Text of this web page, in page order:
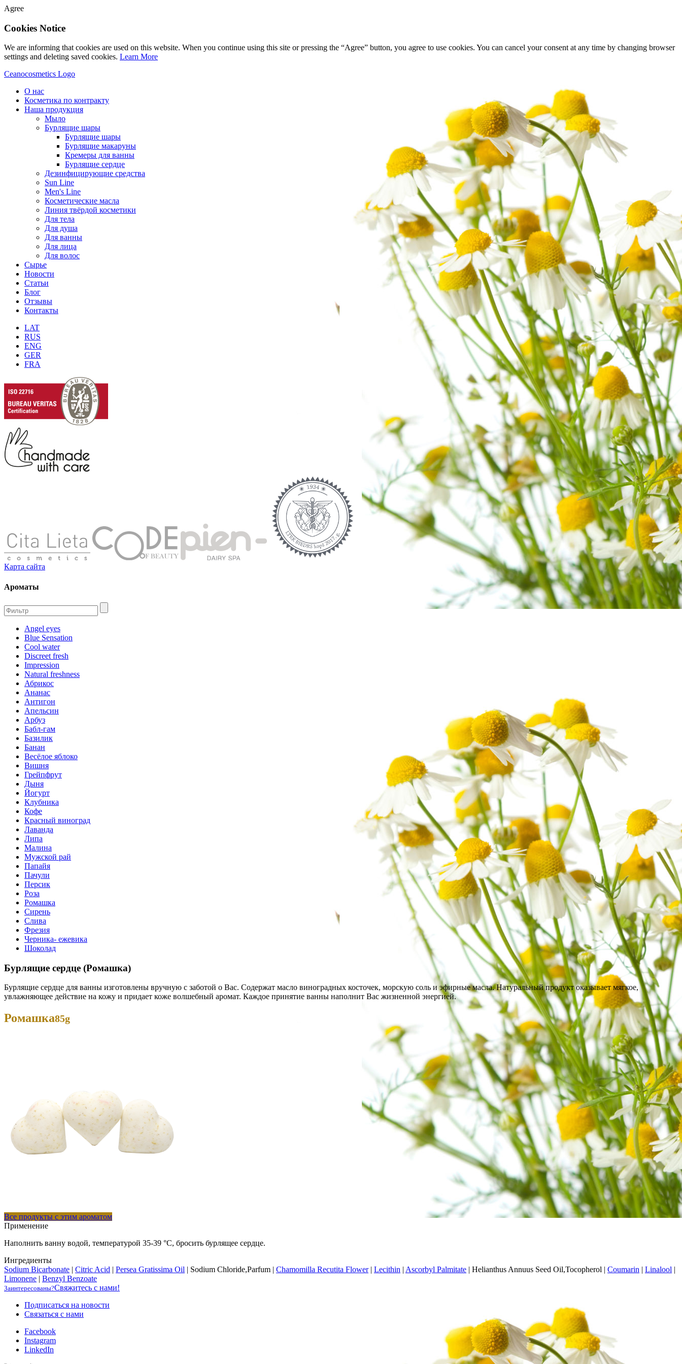
Agree
Cookies Notice
We are informing that cookies are used on this website. When you continue using this site or pressing the “Agree” button, you agree to use cookies. You can cancel your consent at any time by changing browser
settings and deleting saved cookies. Learn More
Ceanocosmetics Logo
О нас
Косметика по контракту
Наша продукция
Мыло
Бурлящие шары
Бурлящие шары
Бурлящие макаруны
Кремеры для ванны
Бурлящие сердце
Дезинфицирующие средства
Sun Line
Men's Line
Косметические масла
Линия твёрдой косметики
Для тела
Для душа
Для ванны
Для лица
Для волос
Сырье
Новости
Статьи
Блог
Отзывы
Контакты
LAT
RUS
ENG
GER
FRA
Карта сайта
Ароматы
Angel eyes
Blue Sensation
Cool water
Discreet fresh
Impression
Natural freshness
Абрикос
Ананас
Антигон
Апельсин
Арбуз
Бабл-гам
Базилик
Банан
Весёлое яблоко
Вишня
Грейпфрут
Дыня
Йогурт
Клубника
Кофе
Красный виноград
Лаванда
Липа
Малина
Мужской рай
Папайя
Пачули
Персик
Роза
Ромашка
Сирень
Слива
Фрезия
Черника- ежевика
Шоколад
Бурлящие сердце (Ромашка)
Бурлящие сердце для ванны изготовлены вручную с заботой о Вас. Содержат масло виноградных косточек, морскую соль и эфирные масла. Натуральный продукт оказывает мягкое,
увлажняющее действие на кожу и придает коже волшебный аромат. Каждое принятие ванны наполнит Вас жизненной энергией.
Ромашка85g
Все продукты с этим ароматом
Применение
Наполнить ванну водой, температурой 35-39 °C, бросить бурлящee сердце.
Ингредиенты
Sodium Bicarbonate | Citric Acid | Persea Gratissima Oil | Sodium Chloride,Parfum | Chamomilla Recutita Flower | Lecithin | Ascorbyl Palmitate | Helianthus Annuus Seed Oil,Tocopherol | Coumarin | Linalool |
Limonene | Benzyl Benzoate
Заинтересованы?Свяжитесь с нами!
Подписаться на новости
Cвязаться с нами
Facebook
Instagram
LinkedIn